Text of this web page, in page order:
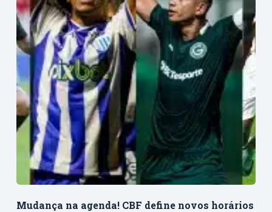
Mudança na agenda! CBF define novos horários